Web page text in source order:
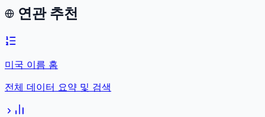
연관 추천
미국 이름 홈
전체 데이터 요약 및 검색